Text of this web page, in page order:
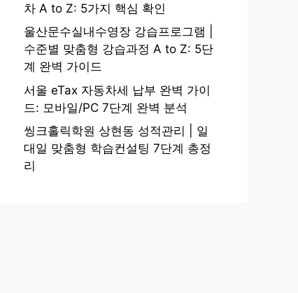
차 A to Z: 5가지 핵심 확인
울산문수실내수영장 강습프로그램 |
수준별 맞춤형 강습과정 A to Z: 5단
계 완벽 가이드
서울 eTax 자동차세 납부 완벽 가이
드: 모바일/PC 7단계 완벽 분석
씽크홀릭학원 상현동 성적관리 | 일
대일 맞춤형 학습컨설팅 7단계 총정
리